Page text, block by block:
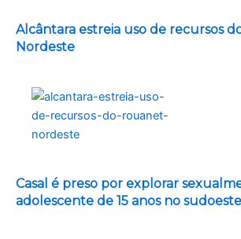
Alcântara estreia uso de recursos
Nordeste
Casal é preso por explorar
adolescente de 15 anos no